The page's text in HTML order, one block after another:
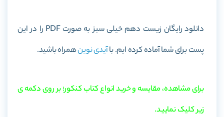
دانلود رایگان زیست دهم خیلی سبز به صورت PDF را در این
پست برای شما آماده کرده ایم. باآیدی نوینهمراه باشید.
برای مشاهده، مقایسه و خرید انواع کتاب کنکور؛ بر روی دکمه ی
زیر کلیک نمایید.